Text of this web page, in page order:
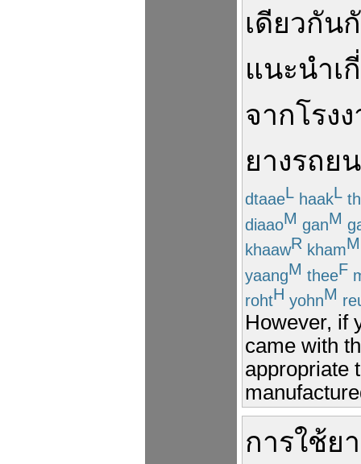
เดียวกัน
แนะนำเ
จากโรง
ยางรถย
dtaaeL haakL
diaaoM ganM
khaawR khamM
yaangM theeF
rohtH yohnM
However, if
came with
appropriate
การใช้ย